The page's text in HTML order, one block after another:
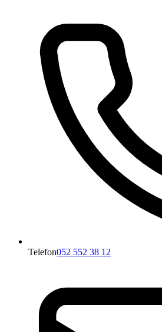
Telefon052 552 38 12